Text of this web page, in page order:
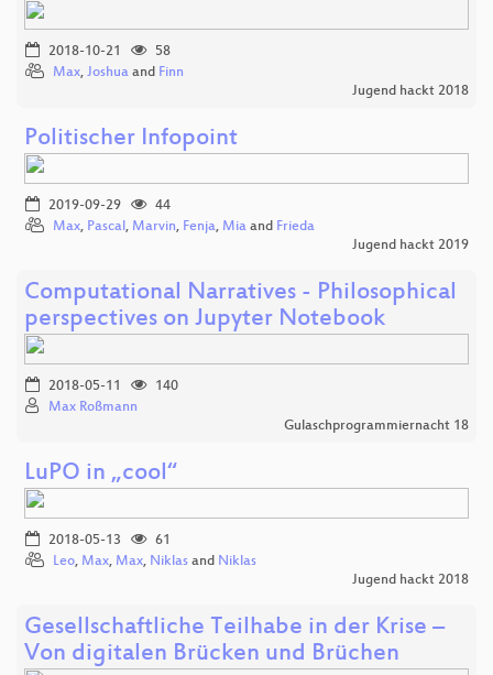
2018-10-21
58
Max, Joshua and Finn
Jugend hackt 2018
Politischer Infopoint
2019-09-29
44
Max, Pascal , Marvin, Fenja, Mia and Frieda
Jugend hackt 2019
Computational Narratives - Philosophical
perspectives on Jupyter Notebook
2018-05-11
140
Max Roßmann
Gulaschprogrammiernacht 18
LuPO in „cool“
2018-05-13
61
Leo, Max, Max, Niklas and Niklas
Jugend hackt 2018
Gesellschaftliche Teilhabe in der Krise –
Von digitalen Brücken und Brüchen